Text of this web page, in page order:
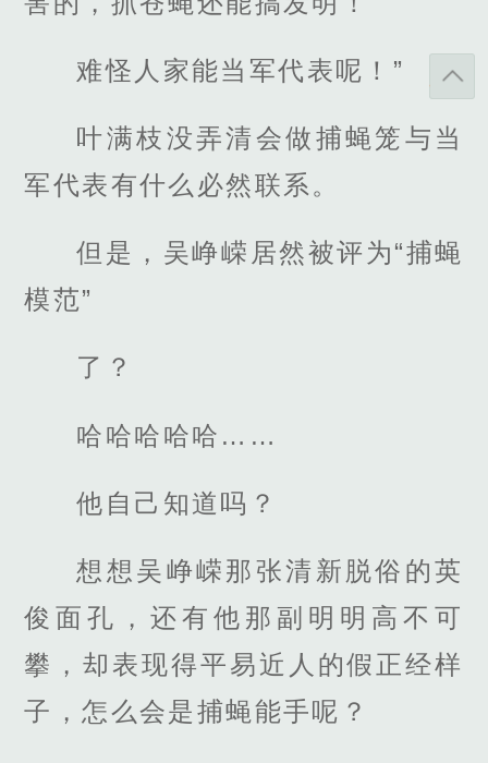
难怪人家能当军代表呢！”
叶满枝没弄清会做捕蝇笼与当
军代表有什么必然联系。
但是，吴峥嵘居然被评为“捕蝇
模范”
了？
哈哈哈哈哈……
他自己知道吗？
想想吴峥嵘那张清新脱俗的英
俊面孔，还有他那副明明高不可
攀，却表现得平易近人的假正经样
子，怎么会是捕蝇能手呢？